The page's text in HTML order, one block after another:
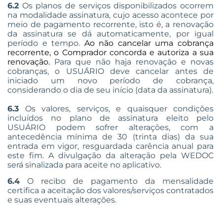
6.2 Os planos de serviços disponibilizados ocorrem
na modalidade assinatura, cujo acesso acontece por
meio de pagamento recorrente, isto é, a renovação
da assinatura se dá automaticamente, por igual
período e tempo. Ao não cancelar uma cobrança
recorrente, o Comprador concorda e autoriza a sua
renovação. Para que não haja renovação e novas
cobranças, o USUÁRIO deve cancelar antes de
iniciado um novo período de cobrança,
considerando o dia de seu início (data da assinatura).
6.3 Os valores, serviços, e quaisquer condições
incluídos no plano de assinatura eleito pelo
USUÁRIO podem sofrer alterações, com a
antecedência mínima de 30 (trinta dias) da sua
entrada em vigor, resguardada carência anual para
este fim. A divulgação da alteração pela WEDOC
será sinalizada para aceite no aplicativo.
6.4 O recibo de pagamento da mensalidade
certifica a aceitação dos valores/serviços contratados
e suas eventuais alterações.